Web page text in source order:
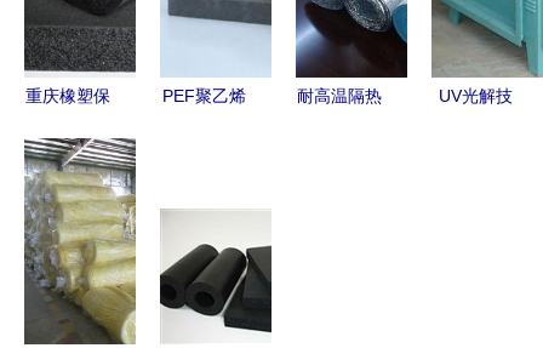
析
材料说起
重庆橡塑保
PEF聚乙烯
材料市场分
析
耐高温隔热
UV光解技